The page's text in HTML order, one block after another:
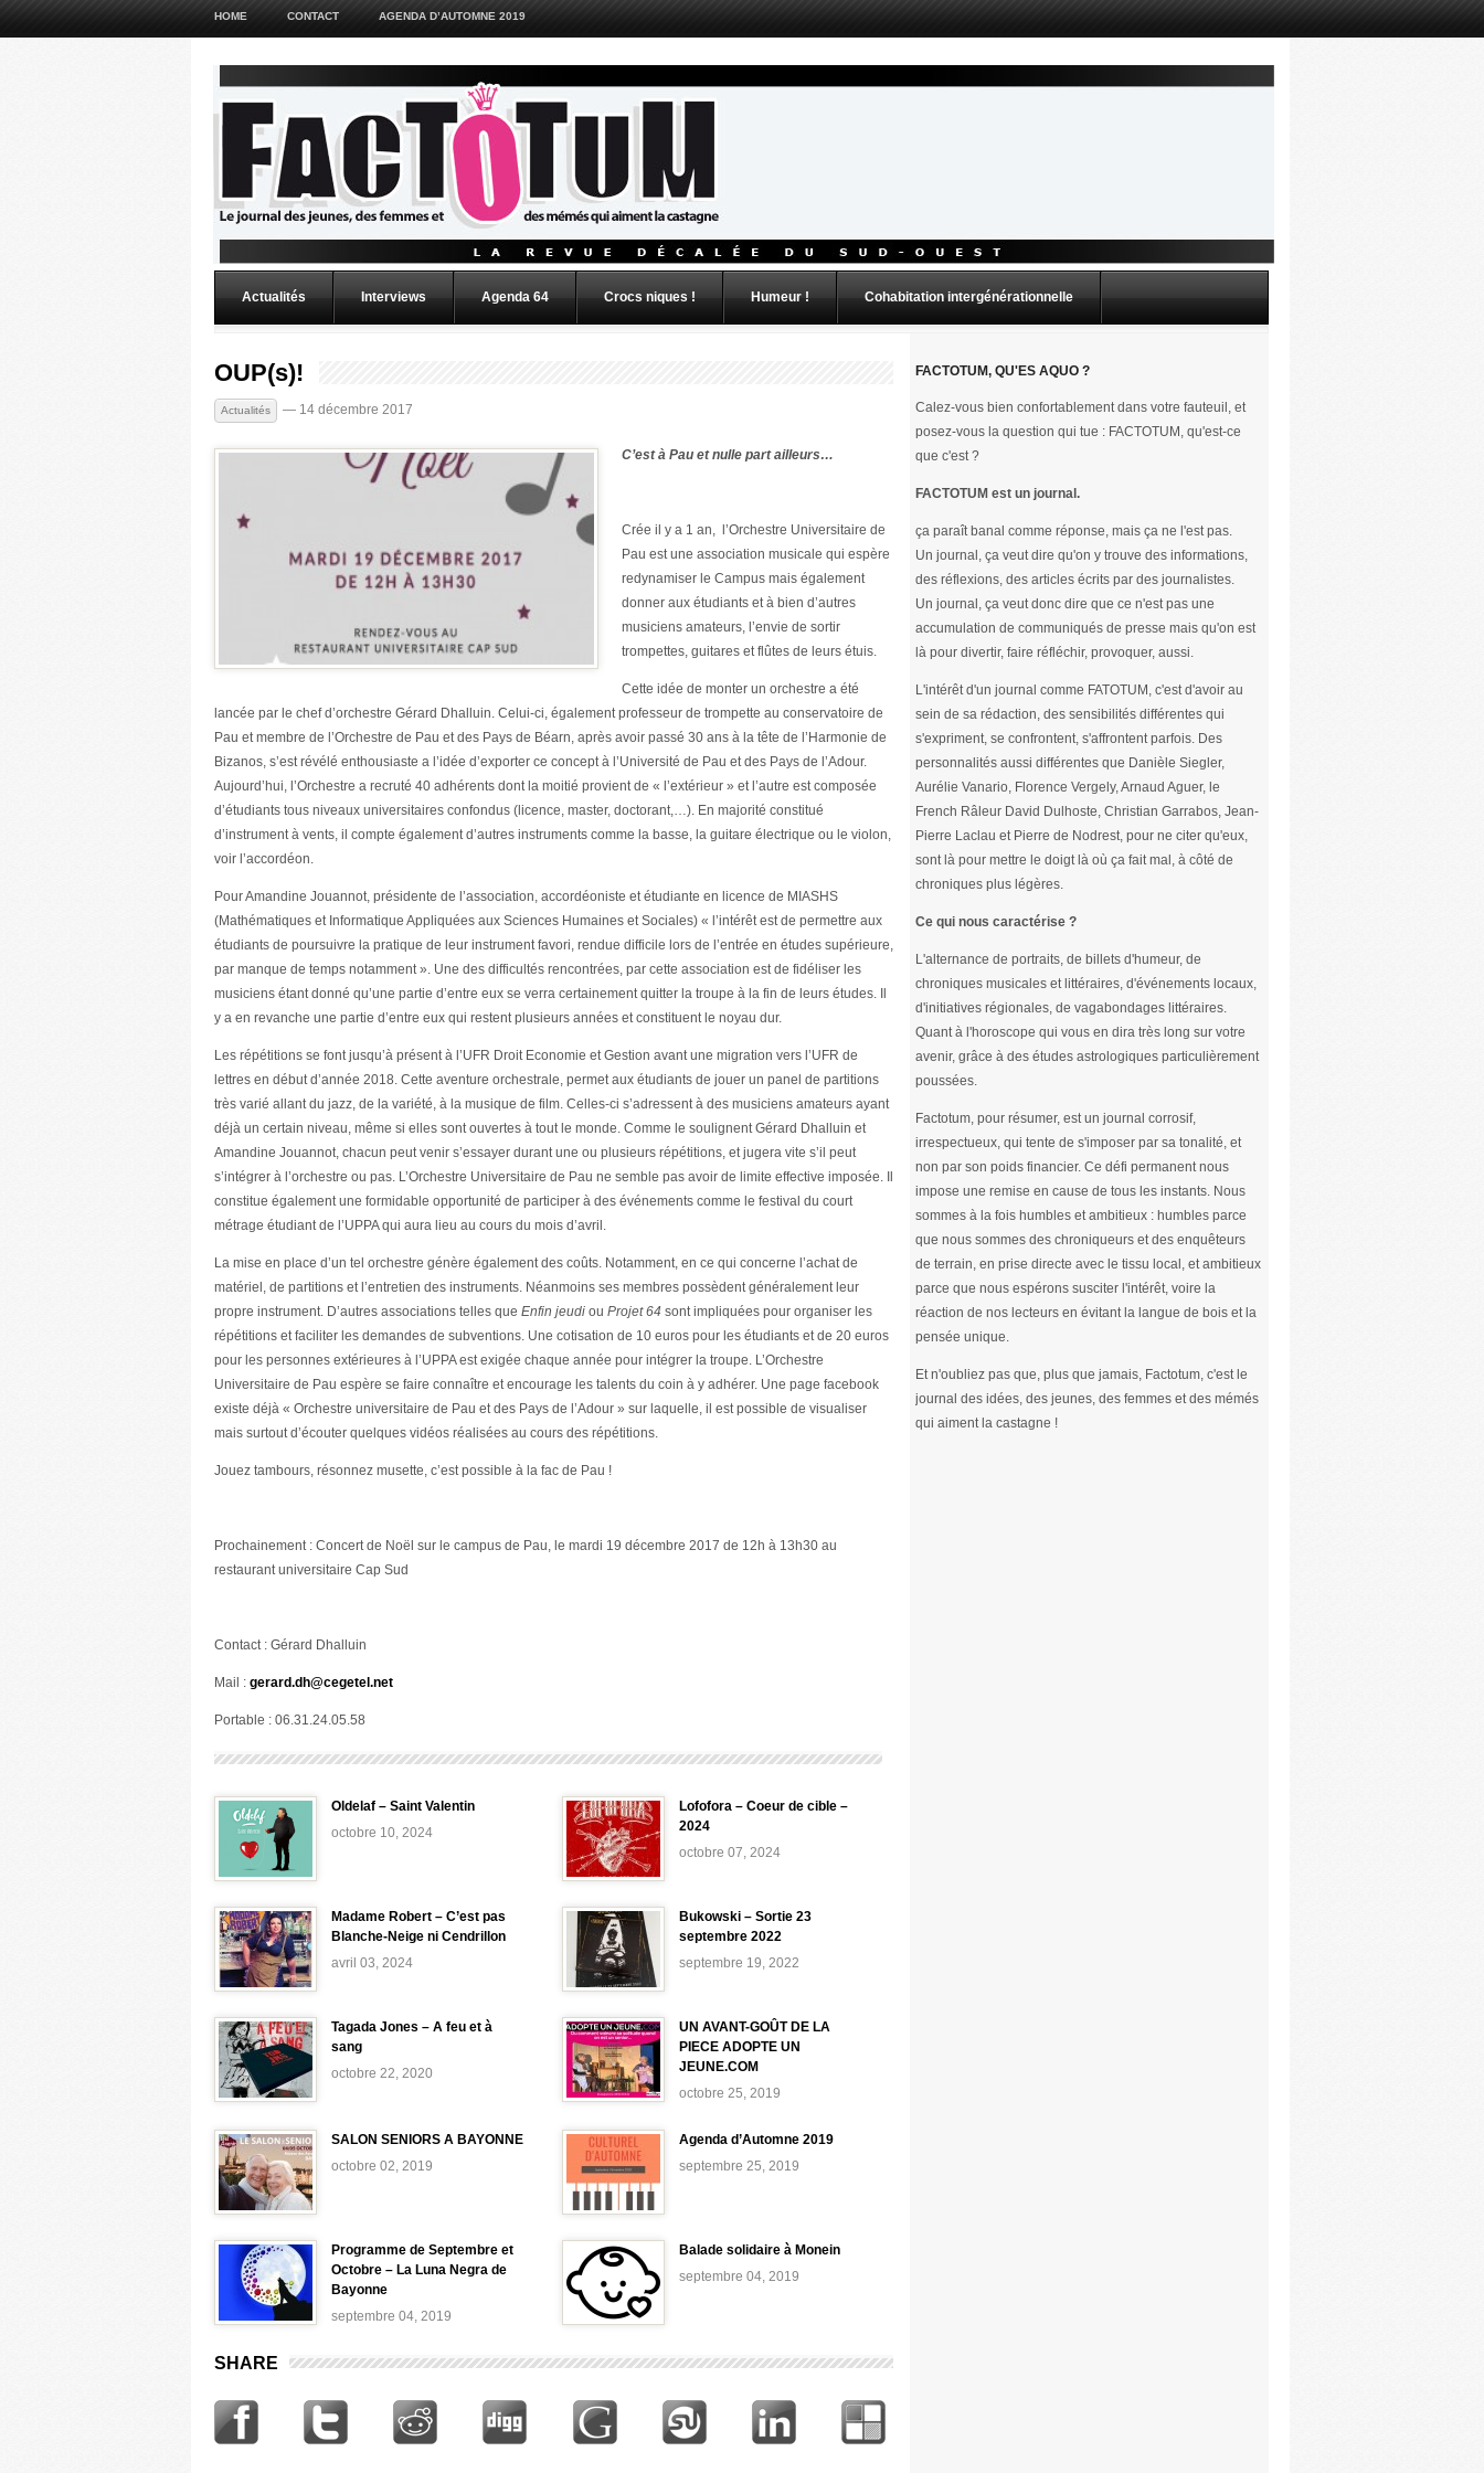
HOME CONTACT AGENDA D’AUTOMNE 2019
Actualités Interviews Agenda 64 Crocs niques ! Humeur ! Cohabitation intergénérationnelle
OUP(s)!
Actualités — 14 décembre 2017
C’està Pau et nulle part ailleurs…
Crée il y a 1 an, l’Orchestre Universitaire de
Pau est une association musicale qui espère
redynamiser le Campus mais également
donner aux étudiants et à bien d’autres
musiciens amateurs, l’envie de sortir
trompettes, guitares et flûtes de leurs étuis.
Cette idée de monter un orchestre a été
lancée par le chef d’orchestre Gérard Dhalluin. Celui-ci, également professeur de trompette au conservatoire de
Pau et membre de l’Orchestre de Pau et des Pays de Béarn, après avoir passé 30 ans à la tête de l’Harmonie de
Bizanos, s’est révélé enthousiaste a l’idée d’exporter ce concept à l’Université de Pau et des Pays de l’Adour.
Aujourd’hui, l’Orchestre a recruté 40 adhérents dont la moitié provient de « l’extérieur » et l’autre est composée
d’étudiants tous niveaux universitaires confondus (licence, master, doctorant,…). En majorité constitué
d’instrument à vents, il compte également d’autres instruments comme la basse, la guitare électrique ou le violon,
voir l’accordéon.
Pour Amandine Jouannot, présidente de l’association, accordéoniste et étudiante en licence de MIASHS
(Mathématiques et Informatique Appliquées aux Sciences Humaines et Sociales) « l’intérêt est de permettre aux
étudiants de poursuivre la pratique de leur instrument favori, rendue difficile lors de l’entrée en études supérieure,
par manque de temps notamment ». Une des difficultés rencontrées, par cette association est de fidéliser les
musiciens étant donné qu’une partie d’entre eux se verra certainement quitter la troupe à la fin de leurs études. Il
y a en revanche une partie d’entre eux qui restent plusieurs années et constituent le noyau dur.
Les répétitions se font jusqu’à présent à l’UFR Droit Economie et Gestion avant une migration vers l’UFR de
lettres en début d’année 2018. Cette aventure orchestrale, permet aux étudiants de jouer un panel de partitions
très varié allant du jazz, de la variété, à la musique de film. Celles-ci s’adressent à des musiciens amateurs ayant
déjà un certain niveau, même si elles sont ouvertes à tout le monde. Comme le soulignent Gérard Dhalluin et
Amandine Jouannot, chacun peut venir s’essayer durant une ou plusieurs répétitions, et jugera vite s’il peut
s’intégrer à l’orchestre ou pas. L’Orchestre Universitaire de Pau ne semble pas avoir de limite effective imposée. Il
constitue également une formidable opportunité de participer à des événements comme le festival du court
métrage étudiant de l’UPPA qui aura lieu au cours du mois d’avril.
La mise en place d’un tel orchestre génère également des coûts. Notamment, en ce qui concerne l’achat de
matériel, de partitions et l’entretien des instruments. Néanmoins ses membres possèdent généralement leur
propre instrument. D’autres associations telles que Enfin jeudi ou Projet 64 sont impliquées pour organiser les
répétitions et faciliter les demandes de subventions. Une cotisation de 10 euros pour les étudiants et de 20 euros
pour les personnes extérieures à l’UPPA est exigée chaque année pour intégrer la troupe. L’Orchestre
Universitaire de Pau espère se faire connaître et encourage les talents du coin à y adhérer. Une page facebook
existe déjà « Orchestre universitaire de Pau et des Pays de l’Adour » sur laquelle, il est possible de visualiser
mais surtout d’écouter quelques vidéos réalisées au cours des répétitions.
Jouez tambours, résonnez musette, c’est possible à la fac de Pau !
Prochainement : Concert de Noël sur le campus de Pau, le mardi 19 décembre 2017 de 12h à 13h30 au
restaurant universitaire Cap Sud
Contact : Gérard Dhalluin
Mail : gerard.dh@cegetel.net
Portable : 06.31.24.05.58
Oldelaf – Saint Valentin
octobre 10, 2024
Lofofora – Coeur de cible –
2024
octobre 07, 2024
Madame Robert – C’est pas
Blanche-Neige ni Cendrillon
avril 03, 2024
Bukowski – Sortie 23
septembre 2022
septembre 19, 2022
Tagada Jones – A feu et à
sang
octobre 22, 2020
UN AVANT-GOÛT DE LA
PIECE ADOPTE UN
JEUNE.COM
octobre 25, 2019
SALON SENIORS A BAYONNE
octobre 02, 2019
Agenda d’Automne 2019
septembre 25, 2019
Programme de Septembre et
Octobre – La Luna Negra de
Bayonne
septembre 04, 2019
Balade solidaire à Monein
septembre 04, 2019
SHARE
FACTOTUM, QU'ES AQUO ?
Calez-vous bien confortablement dans votre fauteuil, et
posez-vous la question qui tue : FACTOTUM, qu'est-ce
que c'est ?
FACTOTUM est un journal.
ça paraît banal comme réponse, mais ça ne l'est pas.
Un journal, ça veut dire qu'on y trouve des informations,
des réflexions, des articles écrits par des journalistes.
Un journal, ça veut donc dire que ce n'est pas une
accumulation de communiqués de presse mais qu'on est
là pour divertir, faire réfléchir, provoquer, aussi.
L'intérêt d'un journal comme FATOTUM, c'est d'avoir au
sein de sa rédaction, des sensibilités différentes qui
s'expriment, se confrontent, s'affrontent parfois. Des
personnalités aussi différentes que Danièle Siegler,
Aurélie Vanario, Florence Vergely, Arnaud Aguer, le
French Râleur David Dulhoste, Christian Garrabos, Jean-
Pierre Laclau et Pierre de Nodrest, pour ne citer qu'eux,
sont là pour mettre le doigt là où ça fait mal, à côté de
chroniques plus légères.
Ce qui nous caractérise ?
L'alternance de portraits, de billets d'humeur, de
chroniques musicales et littéraires, d'événements locaux,
d'initiatives régionales, de vagabondages littéraires.
Quant à l'horoscope qui vous en dira très long sur votre
avenir, grâce à des études astrologiques particulièrement
poussées.
Factotum, pour résumer, est un journal corrosif,
irrespectueux, qui tente de s'imposer par sa tonalité, et
non par son poids financier. Ce défi permanent nous
impose une remise en cause de tous les instants. Nous
sommes à la fois humbles et ambitieux : humbles parce
que nous sommes des chroniqueurs et des enquêteurs
de terrain, en prise directe avec le tissu local, et ambitieux
parce que nous espérons susciter l'intérêt, voire la
réaction de nos lecteurs en évitant la langue de bois et la
pensée unique.
Et n'oubliez pas que, plus que jamais, Factotum, c'est le
journal des idées, des jeunes, des femmes et des mémés
qui aiment la castagne !